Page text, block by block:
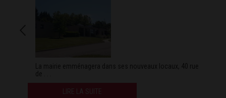
La mairie emménagera dans ses nouveaux locaux, 40 rue
de . . .
LIRE LA SUITE